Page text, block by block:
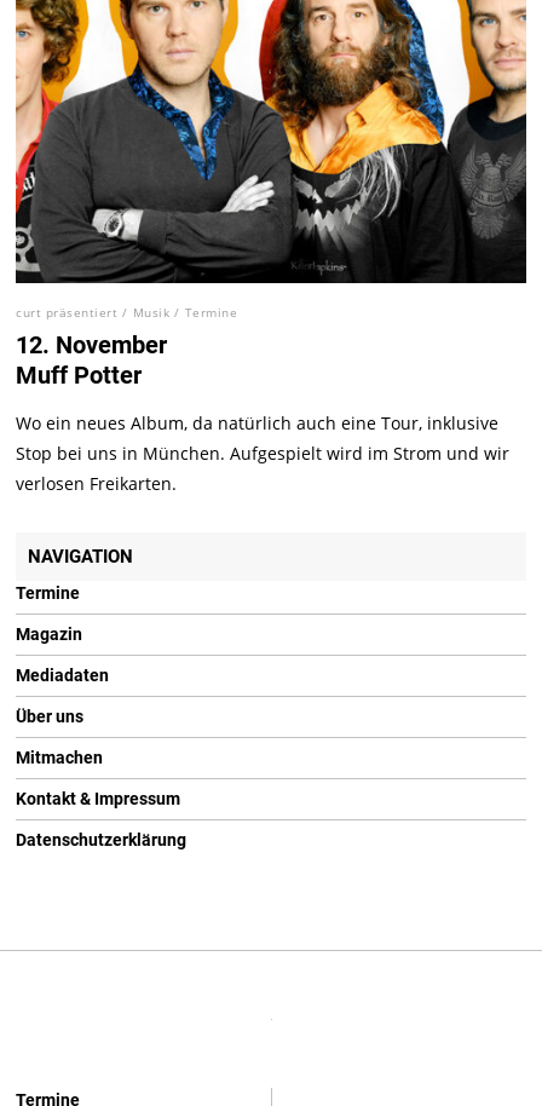
curt präsentiert / Musik / Termine
12. November
Muff Potter
Wo ein neues Album, da natürlich auch eine Tour, inklusive
Stop bei uns in München. Aufgespielt wird im Strom und wir
verlosen Freikarten.
NAVIGATION
Termine
Magazin
Mediadaten
Über uns
Mitmachen
Kontakt & Impressum
Datenschutzerklärung
Termine